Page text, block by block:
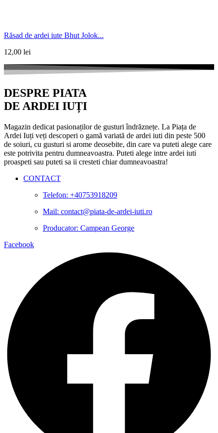
Răsad de ardei iute Bhut Jolok...
12,00 lei
DESPRE PIATA
DE ARDEI IUȚI
Magazin dedicat pasionaților de gusturi îndrăznețe. La Piața de
Ardei Iuți veți descoperi o gamă variată de ardei iuti din peste 500
de soiuri, cu gusturi si arome deosebite, din care va puteti alege care
este potrivita pentru dumneavoastra. Puteti alege intre ardei iuti
proaspeti sau puteti sa ii cresteti chiar dumneavoastra!
CONTACT
Telefon: +40753918209
Mail: contact@piata-de-ardei-iuti.ro
Producator: Campean George
Facebook